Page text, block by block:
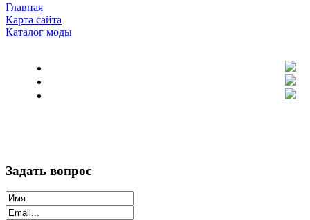
Главная
Карта сайта
Каталог моды
Задать вопрос